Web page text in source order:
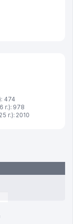
474
г.): 978
г.): 2010